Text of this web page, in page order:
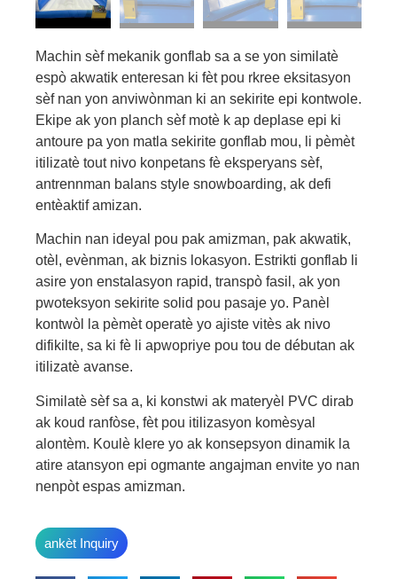
Machin sèf mekanik gonflab sa a se yon similatè
espò akwatik enteresan ki fèt pou rkree eksitasyon
sèf nan yon anviwònman ki an sekirite epi kontwole.
Ekipe ak yon planch sèf motè k ap deplase epi ki
antoure pa yon matla sekirite gonflab mou, li pèmèt
itilizatè tout nivo konpetans fè eksperyans sèf,
antrennman balans style snowboarding, ak defi
entèaktif amizan.
Machin nan ideyal pou pak amizman, pak akwatik,
otèl, evènman, ak biznis lokasyon. Estrikti gonflab li
asire yon enstalasyon rapid, transpò fasil, ak yon
pwoteksyon sekirite solid pou pasaje yo. Panèl
kontwòl la pèmèt operatè yo ajiste vitès ak nivo
difikilte, sa ki fè li apwopriye pou tou de débutan ak
itilizatè avanse.
Similatè sèf sa a, ki konstwi ak materyèl PVC dirab
ak koud ranfòse, fèt pou itilizasyon komèsyal
alontèm. Koulè klere yo ak konsepsyon dinamik la
atire atansyon epi ogmante angajman envite yo nan
nenpòt espas amizman.
ankèt Inquiry